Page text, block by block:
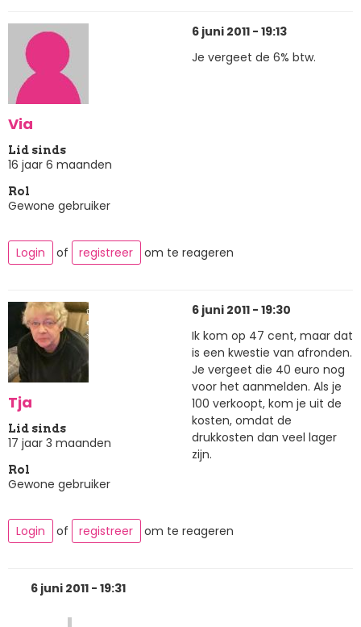
Via
Lid sinds
16 jaar 6 maanden
Rol
Gewone gebruiker
6 juni 2011 - 19:13
Je vergeet de 6% btw.
Login of registreer om te reageren
Tja
Lid sinds
17 jaar 3 maanden
Rol
Gewone gebruiker
6 juni 2011 - 19:30
Ik kom op 47 cent, maar dat
is een kwestie van afronden.
Je vergeet die 40 euro nog
voor het aanmelden. Als je
100 verkoopt, kom je uit de
kosten, omdat de
drukkosten dan veel lager
zijn.
Login of registreer om te reageren
6 juni 2011 - 19:31